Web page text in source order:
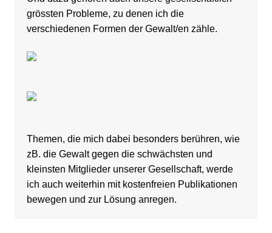
grössten Probleme, zu denen ich die
verschiedenen Formen der Gewalt/en zähle.
Themen, die mich dabei besonders berühren, wie
zB. die Gewalt gegen die schwächsten und
kleinsten Mitglieder unserer Gesellschaft, werde
ich auch weiterhin mit kostenfreien Publikationen
bewegen und zur Lösung anregen.